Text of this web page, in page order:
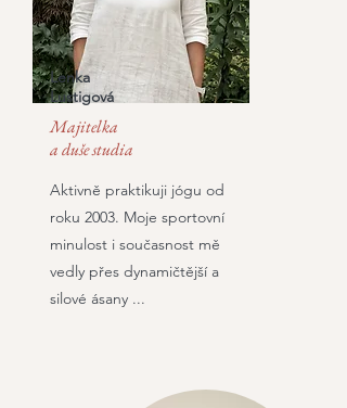
Lenka
Lustigová
Majitelka
a duše studia
Aktivně praktikuji jógu od
roku 2003. Moje sportovní
minulost i současnost mě
vedly přes dynamičtější a
silové ásany ...